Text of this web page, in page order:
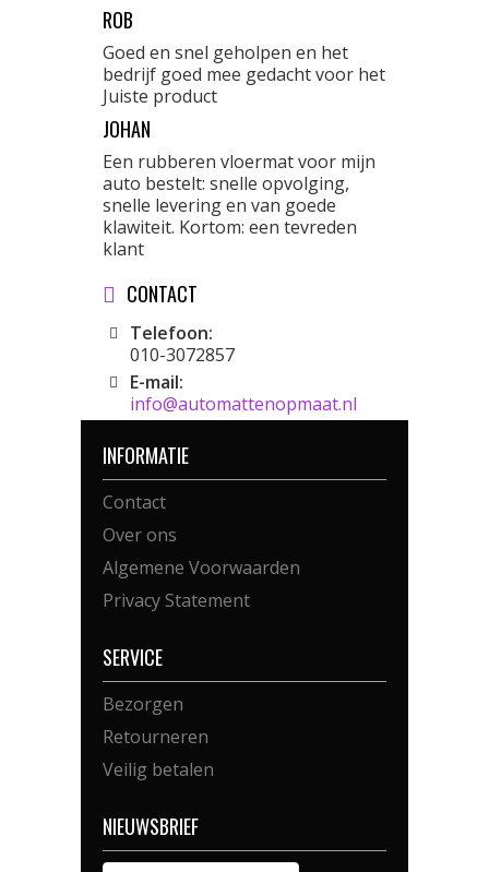
ROB
Goed en snel geholpen en het
bedrijf goed mee gedacht voor het
Juiste product
JOHAN
Een rubberen vloermat voor mijn
auto bestelt: snelle opvolging,
snelle levering en van goede
klawiteit. Kortom: een tevreden
klant
CONTACT
Telefoon:
010-3072857
E-mail:
info@automattenopmaat.nl
INFORMATIE
Contact
Over ons
Algemene Voorwaarden
Privacy Statement
SERVICE
Bezorgen
Retourneren
Veilig betalen
NIEUWSBRIEF